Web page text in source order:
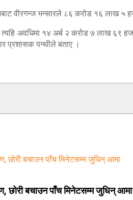
वीरगन्ज भन्सारले ८६ करोड १६ लाख
त्यहि अवधिमा १४ अर्ब २ करोड ७ लाख ६९
प्रशासक पन्थीले बताए ।
छोरी बचाउन पाँच मिनेटसम्म जुधिन् आमा